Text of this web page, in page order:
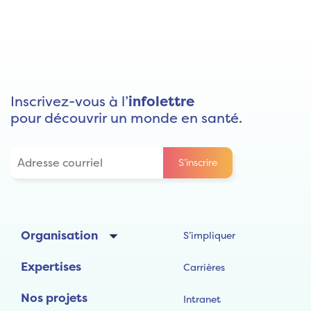
Inscrivez-vous à l’infolettre
pour découvrir un monde en santé.
Organisation
Expertises
Nos projets
S’impliquer
Carrières
Intranet